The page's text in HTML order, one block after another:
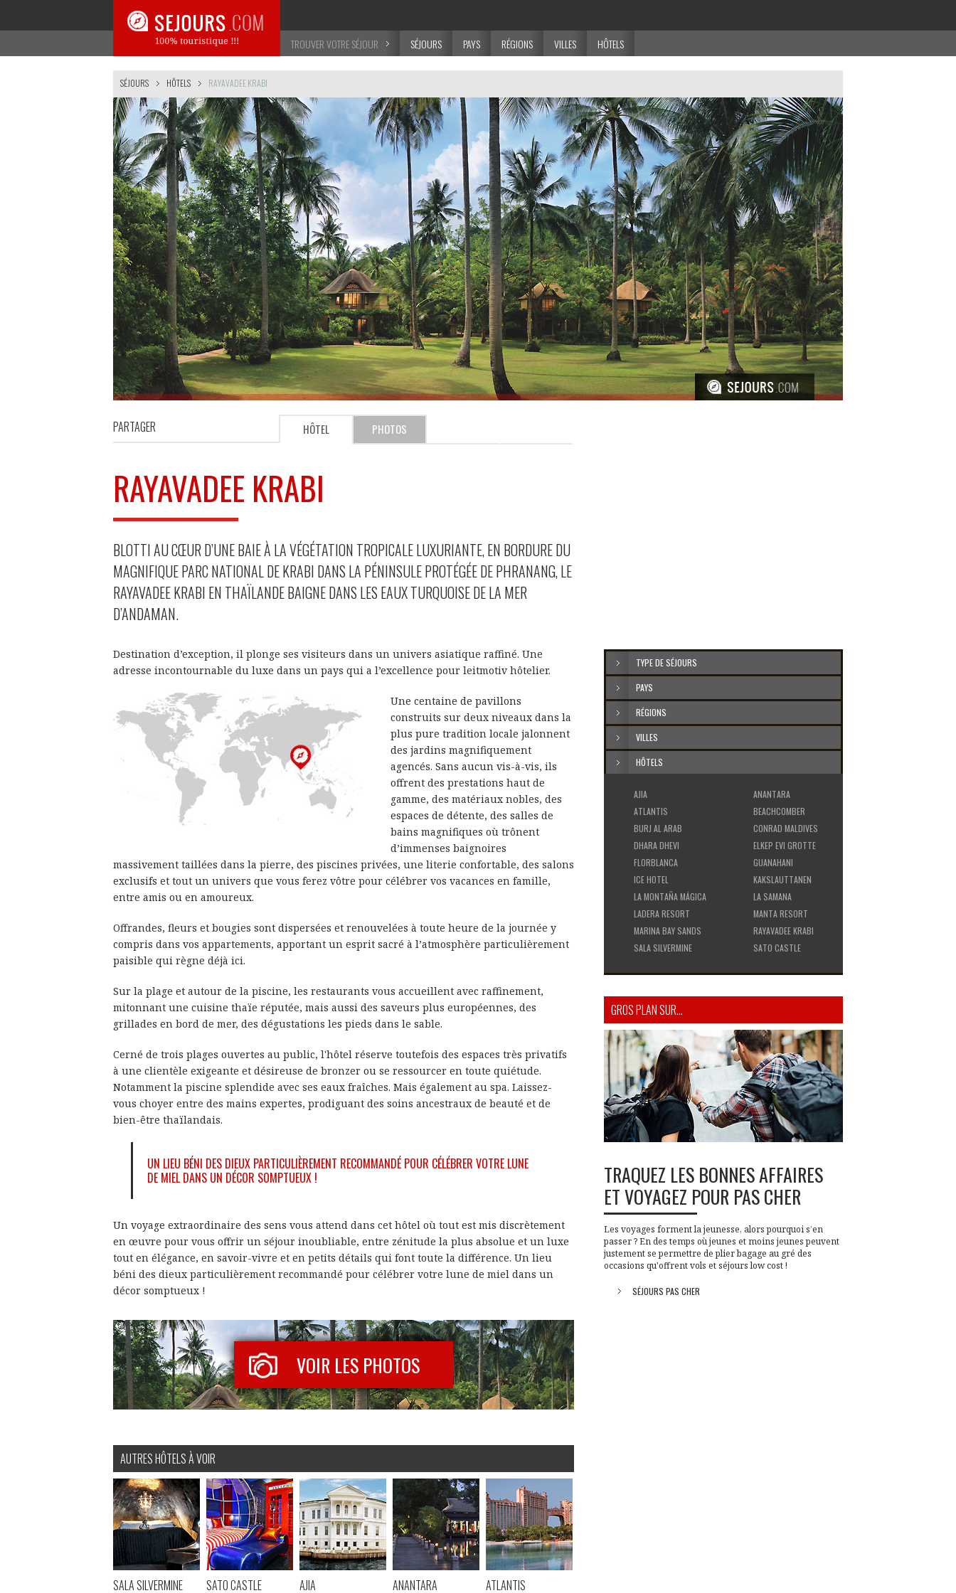
TROUVER VOTRE SÉJOUR SÉJOURS PAYS RÉGIONS VILLES HÔTELS
SÉJOURS HÔTELS RAYAVADEE KRABI
PARTAGER HÔTEL PHOTOS
RAYAVADEE KRABI
BLOTTI AU CŒUR D’UNE BAIE À LA VÉGÉTATION TROPICALE LUXURIANTE, EN BORDURE DU
MAGNIFIQUE PARC NATIONAL DE KRABI DANS LA PÉNINSULE PROTÉGÉE DE PHRANANG, LE
RAYAVADEE KRABI EN THAÏLANDE BAIGNE DANS LES EAUX TURQUOISE DE LA MER
D’ANDAMAN.
Destination d’exception, il plonge ses visiteurs dans un univers asiatique raffiné. Une
adresse incontournable du luxe dans un pays qui a l’excellence pour leitmotiv hôtelier.
Une centaine de pavillons
construits sur deux niveaux dans la
plus pure tradition locale jalonnent
des jardins magnifiquement
agencés. Sans aucun vis-à-vis, ils
offrent des prestations haut de
gamme, des matériaux nobles, des
espaces de détente, des salles de
bains magnifiques où trônent
d’immenses baignoires
massivement taillées dans la pierre, des piscines privées, une literie confortable, des salons
exclusifs et tout un univers que vous ferez vôtre pour célébrer vos vacances en famille,
entre amis ou en amoureux.
Offrandes, fleurs et bougies sont dispersées et renouvelées à toute heure de la journée y
compris dans vos appartements, apportant un esprit sacré à l’atmosphère particulièrement
paisible qui règne déjà ici.
Sur la plage et autour de la piscine, les restaurants vous accueillent avec raffinement,
mitonnant une cuisine thaïe réputée, mais aussi des saveurs plus européennes, des
grillades en bord de mer, des dégustations les pieds dans le sable.
Cerné de trois plages ouvertes au public, l'hôtel réserve toutefois des espaces très privatifs
à une clientèle exigeante et désireuse de bronzer ou se ressourcer en toute quiétude.
Notamment la piscine splendide avec ses eaux fraîches. Mais également au spa. Laissez-
vous choyer entre des mains expertes, prodiguant des soins ancestraux de beauté et de
bien-être thaïlandais.
UN LIEU BÉNI DES DIEUX PARTICULIÈREMENT RECOMMANDÉ POUR CÉLÉBRER VOTRE LUNE
DE MIEL DANS UN DÉCOR SOMPTUEUX !
Un voyage extraordinaire des sens vous attend dans cet hôtel où tout est mis discrètement
en œuvre pour vous offrir un séjour inoubliable, entre zénitude la plus absolue et un luxe
tout en élégance, en savoir-vivre et en petits détails qui font toute la différence. Un lieu
béni des dieux particulièrement recommandé pour célébrer votre lune de miel dans un
décor somptueux !
VOIR LES PHOTOS
AUTRES HÔTELS À VOIR
SALA SILVERMINE SATO CASTLE AJIA ANANTARA ATLANTIS
TYPE DE SÉJOURS
PAYS
RÉGIONS
VILLES
HÔTELS
AJIA
ANANTARA
ATLANTIS
BEACHCOMBER
BURJ AL ARAB
CONRAD MALDIVES
DHARA DHEVI
ELKEP EVI GROTTE
FLORBLANCA
GUANAHANI
ICE HOTEL
KAKSLAUTTANEN
LA MONTAÑA MÁGICA
LA SAMANA
LADERA RESORT
MANTA RESORT
MARINA BAY SANDS
RAYAVADEE KRABI
SALA SILVERMINE
SATO CASTLE
GROS PLAN SUR...
TRAQUEZ LES BONNES AFFAIRES
ET VOYAGEZ POUR PAS CHER
Les voyages forment la jeunesse, alors pourquoi s’en
passer ? En des temps où jeunes et moins jeunes peuvent
justement se permettre de plier bagage au gré des
occasions qu'offrent vols et séjours low cost !
SÉJOURS PAS CHER